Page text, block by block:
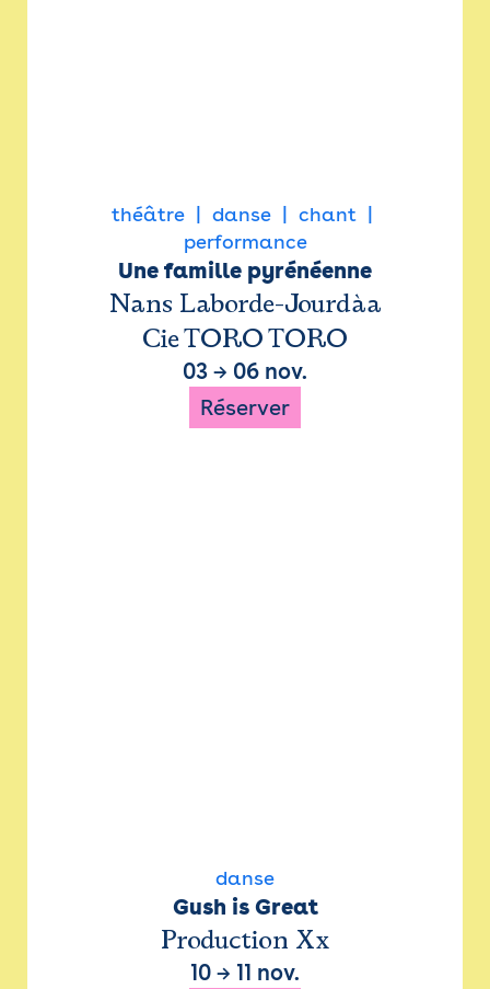
théâtre danse
chant
performance
Une famille pyrénéenne
Nans Laborde-Jourdàa
Cie TORO TORO
03 → 06 nov.
Réserver
danse
Gush is Great
Production Xx
10 → 11 nov.